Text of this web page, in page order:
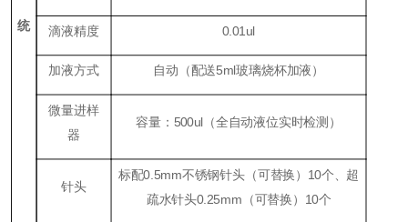
统 滴液精度 0.01ul
加液方式 自动（配送5ml玻璃烧杯加液）
微量进样
器
容量：500ul（全自动液位实时检测）
针头
标配0.5mm不锈钢针头（可替换）10个、超
疏水针头0.25mm（可替换）10个